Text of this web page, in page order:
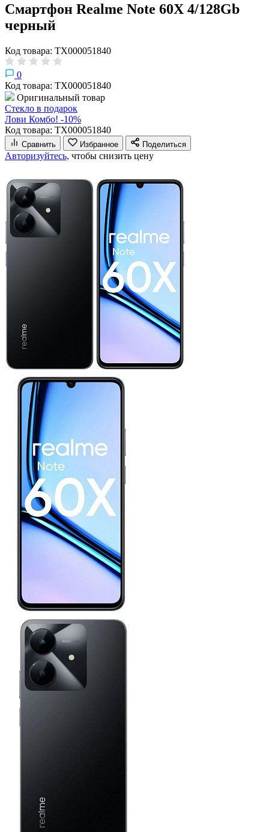
Смартфон Realme Note 60X 4/128Gb
черный
Код товара: ТХ000051840
0
Код товара: ТХ000051840
Оригинальный товар
Стекло в подарок
Лови Комбо! -10%
Код товара: ТХ000051840
Сравнить Избранное Поделиться
Авторизуйтесь, чтобы снизить цену